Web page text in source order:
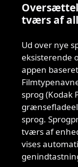
tværs af
Ud over nye
eksisterende
appen
sprog (Kodak
sprog.
tværs af
vises